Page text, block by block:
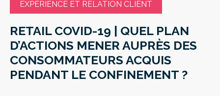
EXPÉRIENCE ET RELATION CLIENT
RETAIL COVID-19 | QUEL PLAN
D’ACTIONS MENER AUPRÈS DES
CONSOMMATEURS ACQUIS
PENDANT LE CONFINEMENT ?